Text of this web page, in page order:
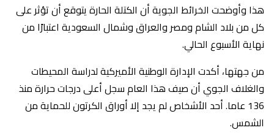
هذا وأوضحت الخرائط الجوية أن الكتلة الحارة يتوقع أن تؤثر على
كل من بلاد الشام ومصر والعراق وشمال السعودية اعتبارًا من
نهاية الأسبوع الحالي.
من جهتها، أكدت الإدارة الوطنية الأميركية لدراسة المحيطات
والغلاف الجوي أن صيف هذا العام سجل أعلى درجات حرارة منذ
136 عاما. أحد الأشخاص لم يجد إلا أوراق الكرتون للحماية من
الشمس.